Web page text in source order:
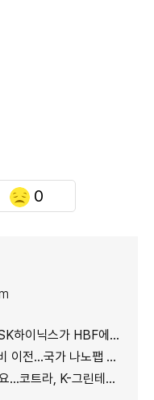
0
가 HBF에 집중하는 이유
국가 나노팹 공정 지원
그린테크 수출길 넓힌다